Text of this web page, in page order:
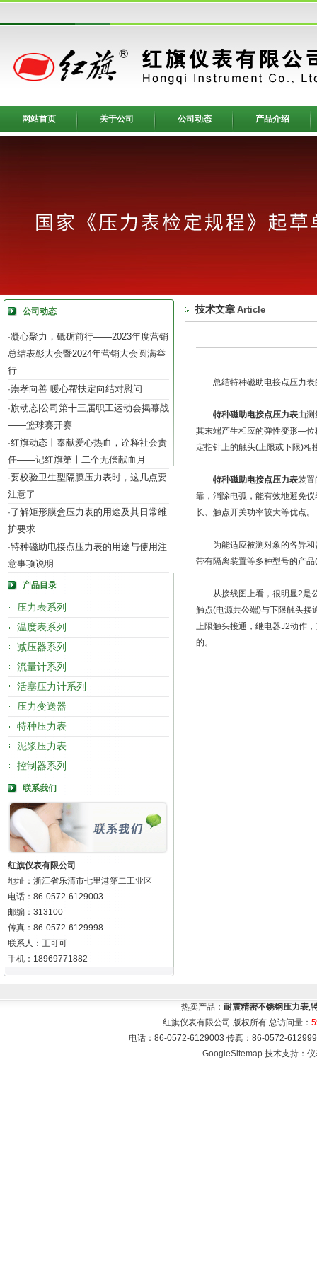
网站首页 关于公司 公司动态 产品介绍
公司动态
·凝心聚力，砥砺前行——2023年度营销
总结表彰大会暨2024年营销大会圆满举
行
·崇孝向善 暖心帮扶定向结对慰问
·旗动态|公司第十三届职工运动会揭幕战
——篮球赛开赛
·红旗动态丨奉献爱心热血，诠释社会责
任——记红旗第十二个无偿献血月
·要校验卫生型隔膜压力表时，这几点要
注意了
·了解矩形膜盒压力表的用途及其日常维
护要求
·特种磁助电接点压力表的用途与使用注
意事项说明
产品目录
压力表系列
温度表系列
减压器系列
流量计系列
活塞压力计系列
压力变送器
特种压力表
泥浆压力表
控制器系列
联系我们
红旗仪表有限公司
地址：浙江省乐清市七里港第二工业区
电话：86-0572-6129003
邮编：313100
传真：86-0572-6129998
联系人：王可可
手机：18969771882
技术文章 Article
总结特种磁助电接点压力表
特种磁助电接点压力表由测
其末端产生相应的弹性变形—位
定指针上的触头(上限或下限)相
特种磁助电接点压力表装置
靠，消除电弧，能有效地避免
长、触点开关功率较大等优点。
为能适应被测对象的各异和
带有隔离装置等多种型号的产
从接线图上看，很明显2是公
触点(电源共公端)与下限触头接
上限触头接通，继电器J2动作
的。
热卖产品： 耐震精密不锈钢压力表,
红旗仪表有限公司 版权所有 总访问量：
电话：86-0572-6129003 传真：86-0572-
GoogleSitemap技术支持： 仪